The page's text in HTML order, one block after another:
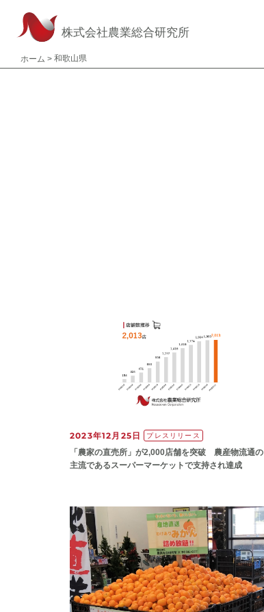
株式会社農業総合研究所
ホーム > 和歌山県
2023年12月25日 プレスリリース
「農家の直売所」が2,000店舗を突破 農産物流通の
主流であるスーパーマーケットで支持され達成